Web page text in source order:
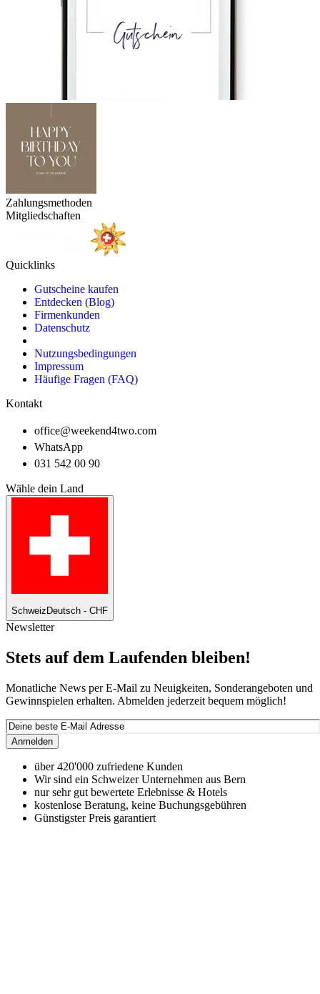
Zahlungsmethoden
Mitgliedschaften
Quicklinks
Gutscheine kaufen
Entdecken (Blog)
Firmenkunden
Datenschutz
Nutzungsbedingungen
Impressum
Häufige Fragen (FAQ)
Kontakt
office@weekend4two.com
WhatsApp
031 542 00 90
Wähle dein Land
Schweiz Deutsch - CHF
Newsletter
Stets auf dem Laufenden bleiben!
Monatliche News per E-Mail zu Neuigkeiten, Sonderangeboten und
Gewinnspielen erhalten. Abmelden jederzeit bequem möglich!
Anmelden
über 420'000 zufriedene Kunden
Wir sind ein Schweizer Unternehmen aus Bern
nur sehr gut bewertete Erlebnisse & Hotels
kostenlose Beratung, keine Buchungsgebühren
Günstigster Preis garantiert